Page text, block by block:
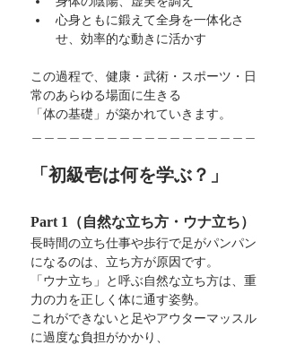
心身ともに鍛えて全身を一体化さ
せ、効率的な動きに活かす
この過程で、健康・武術・スポーツ・日
常のあらゆる場面に生きる
「体の基礎」が築かれていきます。
「初級壱は何を学ぶ？」
Part 1（自然な立ち方・ウナ立ち）
長時間の立ち仕事や歩行で足がパンパン
になるのは、立ち方が原因です。
「ウナ立ち」と呼ぶ自然な立ち方は、重
力の力を正しく体に通す姿勢。
これができないと足やアウターマッスル
に過度な負担がかかり、